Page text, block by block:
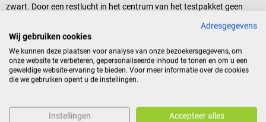
zwart. Door een restlucht in het centrum van het testpakket geen
oplichting in het midden van het testvel. Geen volledige
kleurverandering als gevolg van onvoldoende tijd of
temperatuureffecten of onvoldoende stoomblootstelling. Herziening
van de testomstandigheden en herhaling van de Bowie Dick test.
Adresgegevens
Wij gebruiken cookies
We kunnen deze plaatsen voor analyse van onze bezoekersgegevens, om
onze website te verbeteren, gepersonaliseerde inhoud te tonen en om u een
geweldige website-ervaring te bieden. Voor meer informatie over de cookies
die we gebruiken opent u de instellingen.
Instellingen Accepteer alles